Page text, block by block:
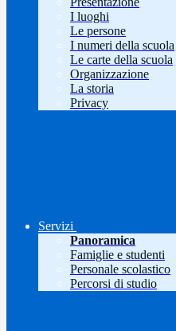
I luoghi
Le persone
I numeri della scuola
Le carte della scuola
Organizzazione
La storia
Privacy
Servizi
Panoramica
Famiglie e studenti
Personale scolastico
Percorsi di studio